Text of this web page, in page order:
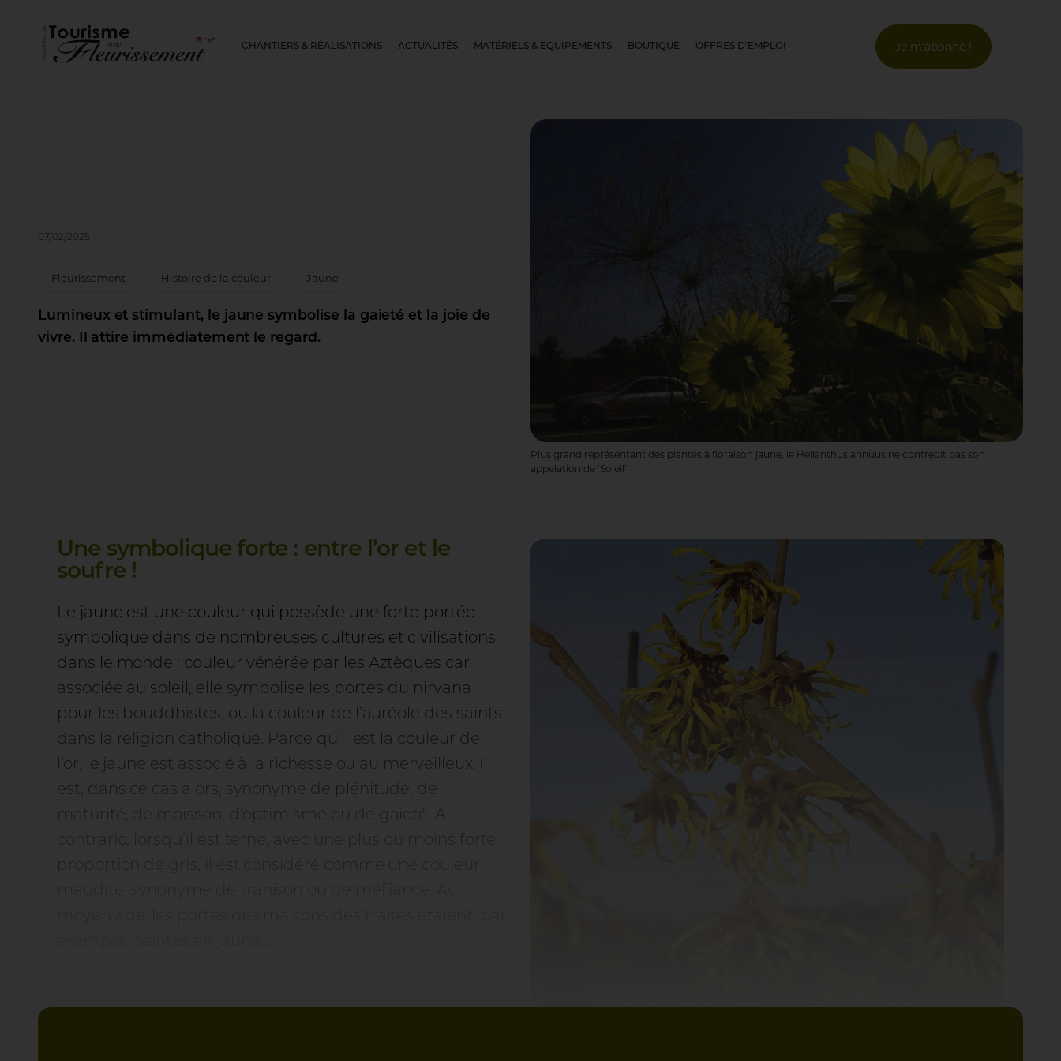
CHANTIERS & RÉALISATIONS ACTUALITÉS MATÉRIELS & EQUIPEMENTS BOUTIQUE OFFRES D'EMPLOI Je m'abonne !
Mot de passe *
Mot de passe oublié ?
07/02/2025
Fleurissement Histoire de la couleur Jaune
Lumineux et stimulant, le jaune symbolise la gaieté et la joie de
vivre. Il attire immédiatement le regard.
Plus grand représentant des plantes à floraison jaune, le Helianthus annuus ne contredit pas son
appelation de ‘Soleil’
Une symbolique forte : entre l’or et le
soufre !
Le jaune est une couleur qui possède une forte portée
symbolique dans de nombreuses cultures et civilisations
dans le monde : couleur vénérée par les Aztèques car
associée au soleil, elle symbolise les portes du nirvana
pour les bouddhistes, ou la couleur de l’auréole des saints
dans la religion catholique. Parce qu’il est la couleur de
l’or, le jaune est associé à la richesse ou au merveilleux. Il
est, dans ce cas alors, synonyme de plénitude, de
maturité, de moisson, d’optimisme ou de gaieté. A
contrario, lorsqu’il est terne, avec une plus ou moins forte